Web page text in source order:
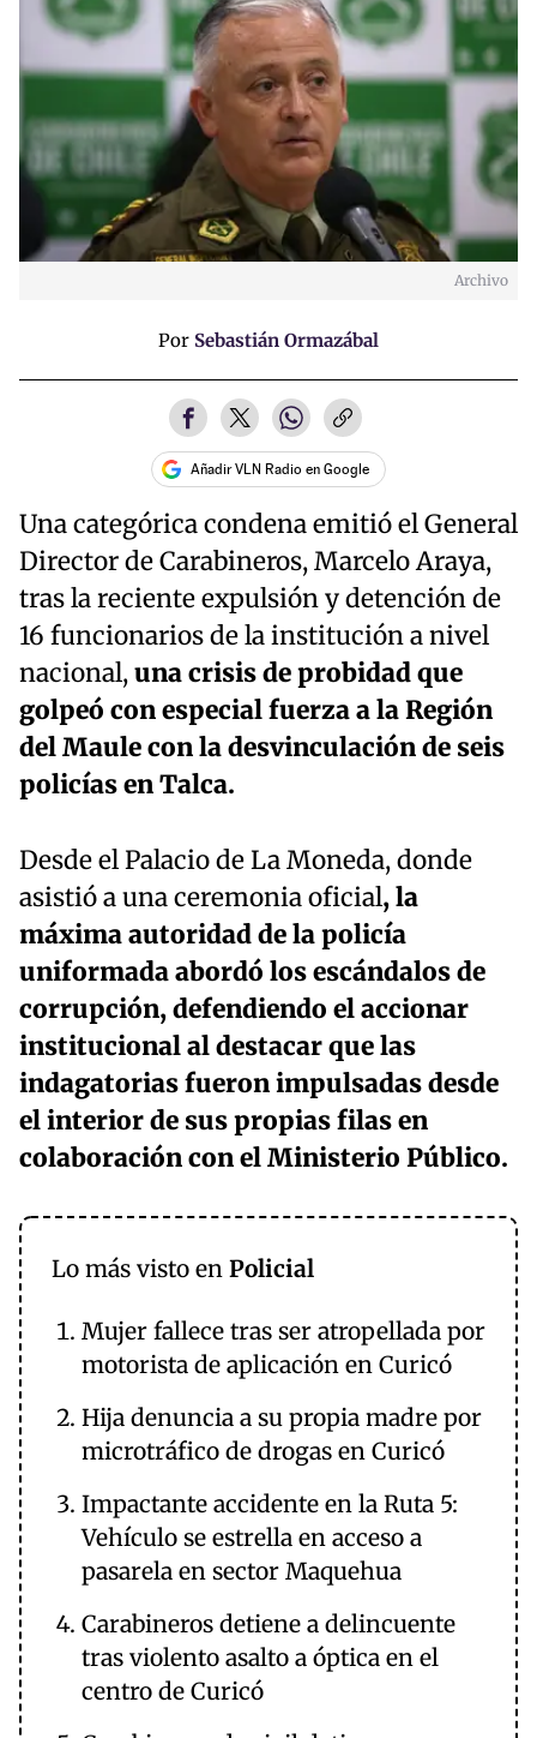
Archivo
Por Sebastián Ormazábal
Añadir VLN Radio en Google
Una categórica condena emitió el General
Director de Carabineros, Marcelo Araya,
tras la reciente expulsión y detención de
16 funcionarios de la institución a nivel
nacional,una crisis de probidad que
golpeó con especial fuerza a la Región
del Maule con la desvinculación de seis
policías en Talca.
Desde el Palacio de La Moneda, donde
asistió a una ceremonia oficial, la
máxima autoridad de la policía
uniformada abordó los escándalos de
corrupción, defendiendo el accionar
institucional al destacar que las
indagatorias fueron impulsadas desde
el interior de sus propias filas en
colaboración con el Ministerio Público.
Lo más visto en Policial
Mujer fallece tras ser atropellada por
motorista de aplicación en Curicó
Hija denuncia a su propia madre por
microtráfico de drogas en Curicó
Impactante accidente en la Ruta 5:
Vehículo se estrella en acceso a
pasarela en sector Maquehua
Carabineros detiene a delincuente
tras violento asalto a óptica en el
centro de Curicó